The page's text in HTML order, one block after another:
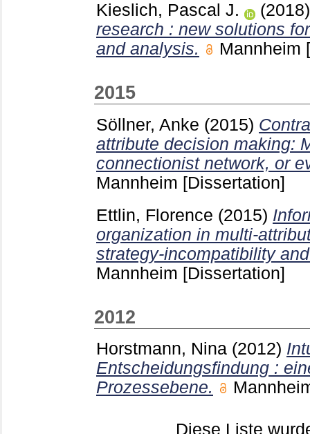
Kieslich, Pascal J.
research : new solutions
and analysis.
Mannheim
2015
Söllner, Anke (2015)
attribute decision making:
connectionist network, or
Mannheim [Dissertation]
Ettlin, Florence (2015)
organization in multi-
strategy-incompatibility
Mannheim [Dissertation]
2012
Horstmann, Nina (2012)
Entscheidungsfindung :
Prozessebene.
Diese Liste